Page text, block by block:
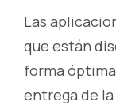
Las
que están
forma
entrega de